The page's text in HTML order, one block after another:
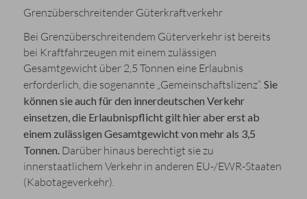
Grenzüberschreitender Güterkraftverkehr
Bei Grenzüberschreitendem Güterverkehr ist bereits
bei Kraftfahrzeugen mit einem zulässigen
Gesamtgewicht über 2,5 Tonnen eine Erlaubnis
erforderlich, die sogenannte „Gemeinschaftslizenz“.Sie
können sie auch für den innerdeutschen Verkehr
einsetzen, die Erlaubnispflicht gilt hier aber erst ab
einem zulässigen Gesamtgewicht von mehr als 3,5
Tonnen. Darüber hinaus berechtigt sie zu
innerstaatlichem Verkehr in anderen EU-/EWR-Staaten
(Kabotageverkehr).